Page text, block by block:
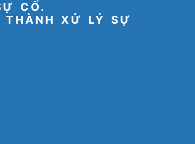
CỐ.
THÀNH XỬ LÝ SỰ